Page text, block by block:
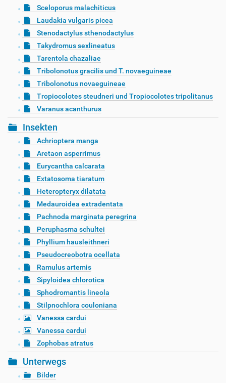
Sceloporus malachiticus
Laudakia vulgaris picea
Stenodactylus sthenodactylus
Takydromus sexlineatus
Tarentola chazaliae
Tribolonotus gracilis und T. novaeguineae
Tribolonotus novaeguineae
Tropiocolotes steudneri und Tropiocolotes tripolitanus
Varanus acanthurus
Insekten
Achrioptera manga
Aretaon asperrimus
Eurycantha calcarata
Extatosoma tiaratum
Heteropteryx dilatata
Medauroidea extradentata
Pachnoda marginata peregrina
Peruphasma schultei
Phyllium hausleithneri
Pseudocreobotra ocellata
Ramulus artemis
Sipyloidea chlorotica
Sphodromantis lineola
Stilpnochlora couloniana
Vanessa cardui
Vanessa cardui
Zophobas atratus
Unterwegs
Bilder